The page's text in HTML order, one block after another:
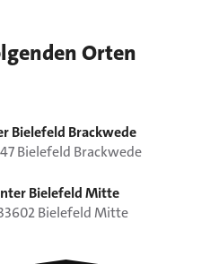
Orten
Bielefeld Brackwede
Bielefeld Brackwede
Bielefeld Mitte
BielefeldMitte